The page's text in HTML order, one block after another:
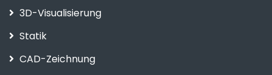
3D-Visualisierung
Statik
CAD-Zeichnung